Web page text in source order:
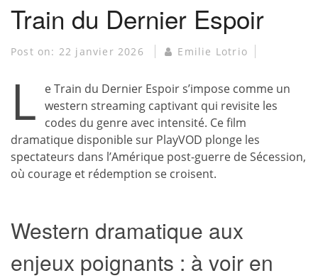
Train du Dernier Espoir
Post on: 22 janvier 2026 Emilie Lotrio
L
e Train du Dernier Espoir s’impose comme un
western streaming captivant qui revisite les
codes du genre avec intensité. Ce film
dramatique disponible sur PlayVOD plonge les
spectateurs dans l’Amérique post-guerre de Sécession,
où courage et rédemption se croisent.
Western dramatique aux
enjeux poignants : à voir en